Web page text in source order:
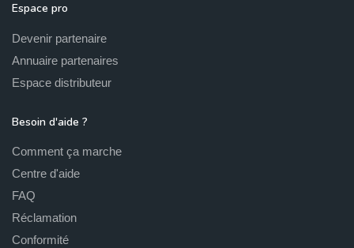
Espace pro
Devenir partenaire
Annuaire partenaires
Espace distributeur
Besoin d'aide ?
Comment ça marche
Centre d'aide
FAQ
Réclamation
Conformité